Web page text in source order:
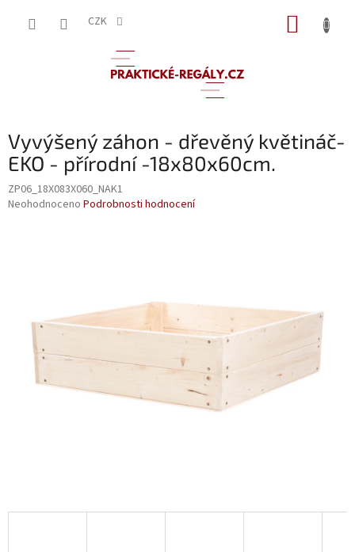
CZK
Vyvýšený záhon - dřevěný květináč-
EKO - přírodní -18x80x60cm.
ZP06_18X083X060_NAK1
Průměrné
Neohodnoceno Podrobnosti hodnocení